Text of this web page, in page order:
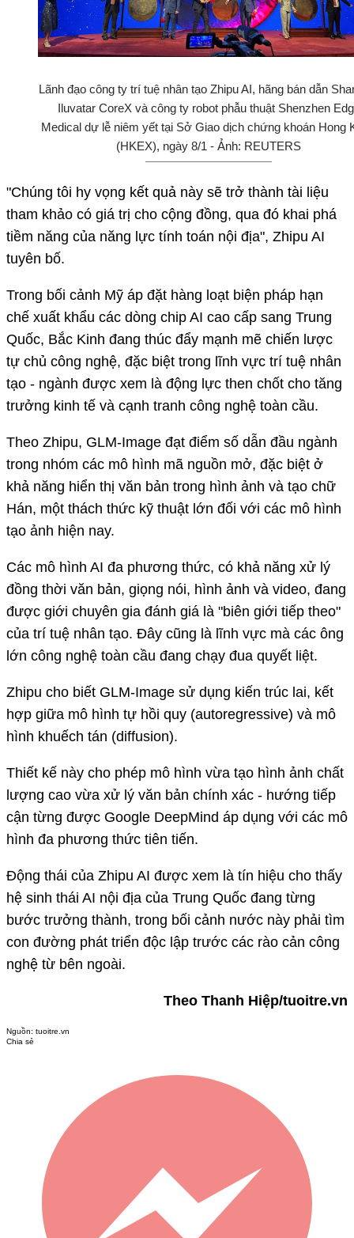
Lãnh đạo công ty trí tuệ nhân tạo Zhipu AI, hãng bán dẫn
Iluvatar CoreX và công ty robot phẫu thuật Shenzhen
Medical dự lễ niêm yết tại Sở Giao dịch chứng khoán Hong
(HKEX), ngày 8/1 - Ảnh: REUTERS
"Chúng tôi hy vọng kết quả này sẽ trở thành tài liệu
tham khảo có giá trị cho cộng đồng, qua đó khai phá
tiềm năng của năng lực tính toán nội địa", Zhipu AI
tuyên bố.
Trong bối cảnh Mỹ áp đặt hàng loạt biện pháp hạn
chế xuất khẩu các dòng chip AI cao cấp sang Trung
Quốc, Bắc Kinh đang thúc đẩy mạnh mẽ chiến lược
tự chủ công nghệ, đặc biệt trong lĩnh vực trí tuệ nhân
tạo - ngành được xem là động lực then chốt cho tăng
trưởng kinh tế và cạnh tranh công nghệ toàn cầu.
Theo Zhipu, GLM-Image đạt điểm số dẫn đầu ngành
trong nhóm các mô hình mã nguồn mở, đặc biệt ở
khả năng hiển thị văn bản trong hình ảnh và tạo chữ
Hán, một thách thức kỹ thuật lớn đối với các mô hình
tạo ảnh hiện nay.
Các mô hình AI đa phương thức, có khả năng xử lý
đồng thời văn bản, giọng nói, hình ảnh và video, đang
được giới chuyên gia đánh giá là "biên giới tiếp theo"
của trí tuệ nhân tạo. Đây cũng là lĩnh vực mà các ông
lớn công nghệ toàn cầu đang chạy đua quyết liệt.
Zhipu cho biết GLM-Image sử dụng kiến trúc lai, kết
hợp giữa mô hình tự hồi quy (autoregressive) và mô
hình khuếch tán (diffusion).
Thiết kế này cho phép mô hình vừa tạo hình ảnh chất
lượng cao vừa xử lý văn bản chính xác - hướng tiếp
cận từng được Google DeepMind áp dụng với các mô
hình đa phương thức tiên tiến.
Động thái của Zhipu AI được xem là tín hiệu cho thấy
hệ sinh thái AI nội địa của Trung Quốc đang từng
bước trưởng thành, trong bối cảnh nước này phải tìm
con đường phát triển độc lập trước các rào cản công
nghệ từ bên ngoài.
Theo Thanh Hiệp/tuoitre.vn
Nguồn: tuoitre.vn
Chia sẻ